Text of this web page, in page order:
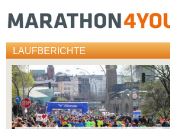
LAUFBERICHTE